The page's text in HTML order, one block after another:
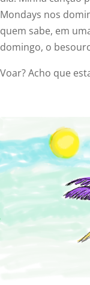
Mondays nos
quem sabe, em
domingo, o
Voar? Acho que